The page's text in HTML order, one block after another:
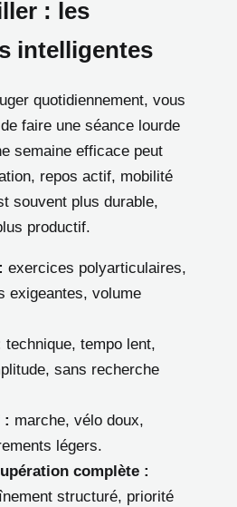
: les
intelligentes
quotidiennement, vous
faire une séance lourde
semaine efficace peut
repos actif, mobilité
souvent plus durable,
productif.
exercices polyarticulaires,
exigeantes, volume
technique, tempo lent,
sans recherche
: marche, vélo doux,
légers.
complète :
structuré, priorité